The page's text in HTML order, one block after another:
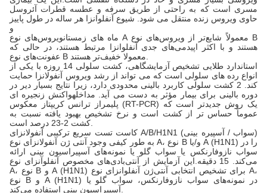
مسری است که به راحتی از طریق سرفه و عطسه قطرات آئروسل
حاوی ویروس زنده منتقل می شود. شیوع آنفلوانزا هر ساله در طول پاییز
و
ماه های زمستانویروس‌های نوع A معمولاً شایع‌تر از ویروس‌های نوع B
هستند و با اکثر اپیدمی‌های جدی آنفلوانزا مرتبط هستند، در حالی که
استاندارد طلایی تشخیص آزمایشگاهی، کشت سلولی 14 روزه با یکی از
انواع رده های سلولی است که می تواند از رشد ویروس آنفولانزا حمایت
کند. 2 کشت سلولی کاربرد بالینی محدودی دارد، زیرا نتایج بسیار دیر در
دوره بالینی برای بیمار مؤثر به دست می آید. مداخلهواکنش زنجیره ای
پلیمراز ترانس کریپتاز معکوس (RT-PCR) یک روش جدیدتر است که
عموماً حساس تر از کشت است و نرخ تشخیص بهبود یافته نسبت به
کاست تست سریع ترکیبی آنفولانزای A/B/H1N1 (سواب / آسپیره بینی)
به طور کیفی وجود آنتی ژن آنفولانزای نوع A، نوع B و/یا A (H1N1) را در
سواب نازوفارنکس یا سواب گلو یا نمونه‌های آسپیراسیون بینی ارائه
می‌کند. 15 دقیقه.این آزمایش از آنتی‌بادی‌های مخصوص آنفلوآنزای نوع
A، نوع B و A (H1N1) برای تشخیص انتخابی آنتی‌ژن آنفلوانزای نوع A،
نوع B و A (H1N1) در نمونه‌های سواب نازوفارنکس، سواب گلو یا